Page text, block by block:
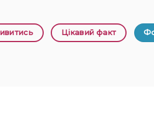
Цікавий факт